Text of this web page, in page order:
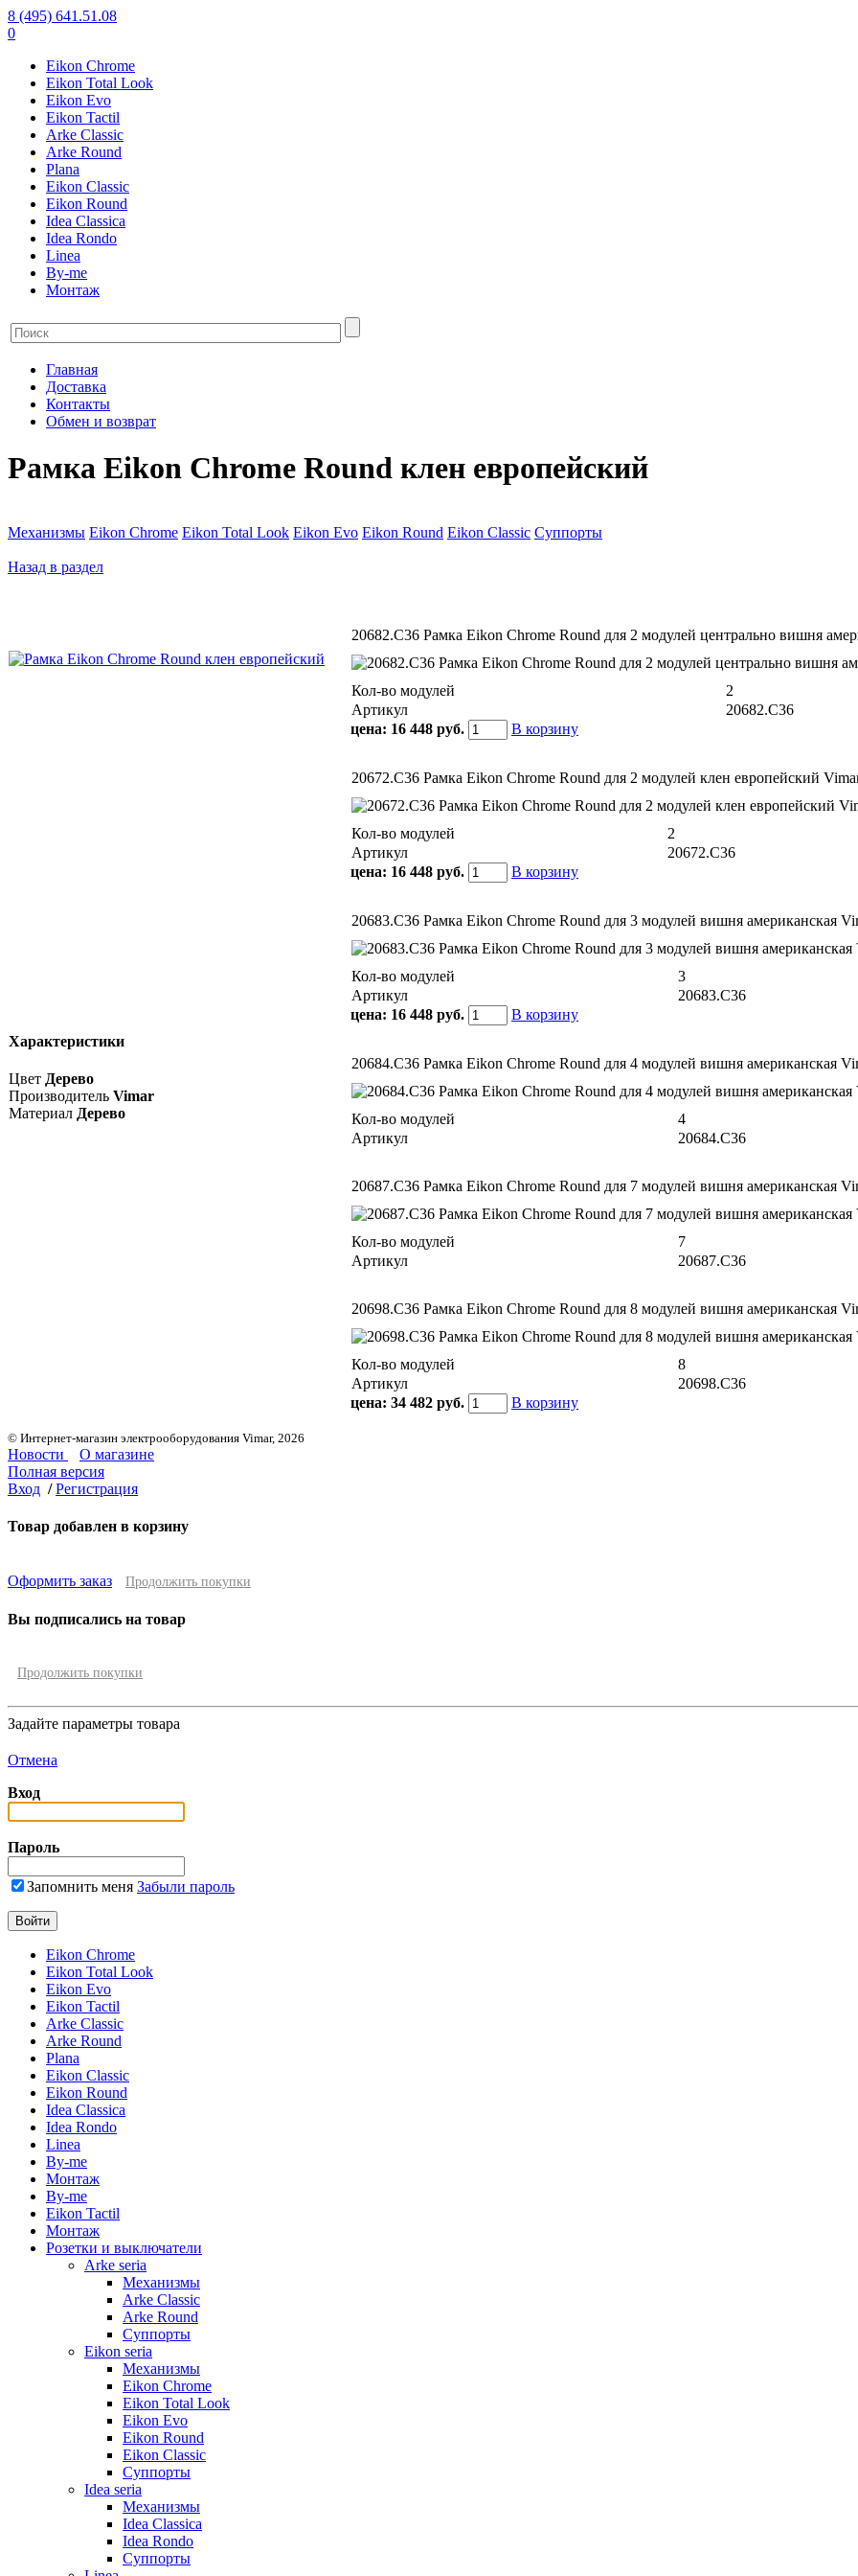
8 (495) 641.51.08
0
Eikon Chrome
Eikon Total Look
Eikon Evo
Eikon Tactil
Arke Classic
Arke Round
Plana
Eikon Classic
Eikon Round
Idea Classica
Idea Rondo
Linea
By-me
Монтаж
Главная
Доставка
Контакты
Обмен и возврат
Рамка Eikon Chrome Round клен европейский
Механизмы Eikon Chrome Eikon Total Look Eikon Evo Eikon Round Eikon Classic Суппорты
Назад в раздел
20682.C36 Рамка Eikon Chrome Round для 2 модулей центрально вишня
Кол-во модулей
2
Артикул
20682.C36
цена: 16 448 руб. В корзину
20672.C36 Рамка Eikon Chrome Round для 2 модулей клен европейский
Кол-во модулей
2
Артикул
20672.C36
цена: 16 448 руб. В корзину
20683.C36 Рамка Eikon Chrome Round для 3 модулей вишня американская
Кол-во модулей
3
Артикул
20683.C36
цена: 16 448 руб. В корзину
20684.C36 Рамка Eikon Chrome Round для 4 модулей вишня американская
Кол-во модулей
4
Артикул
20684.C36
20687.C36 Рамка Eikon Chrome Round для 7 модулей вишня американская
Кол-во модулей
7
Артикул
20687.C36
20698.C36 Рамка Eikon Chrome Round для 8 модулей вишня американская
Кол-во модулей
8
Артикул
20698.C36
цена: 34 482 руб. В корзину
Характеристики
Цвет Дерево
Производитель Vimar
Материал Дерево
© Интернет-магазин электрооборудования Vimar, 2026
Новости
О магазине
Полная версия
Вход / Регистрация
Товар добавлен в корзину
Оформить заказ Продолжить покупки
Вы подписались на товар
Продолжить покупки
Задайте параметры товара
Отмена
Вход
Пароль
Запомнить меня Забыли пароль
Eikon Chrome
Eikon Total Look
Eikon Evo
Eikon Tactil
Arke Classic
Arke Round
Plana
Eikon Classic
Eikon Round
Idea Classica
Idea Rondo
Linea
By-me
Монтаж
By-me
Eikon Tactil
Монтаж
Розетки и выключатели
Arke seria
Механизмы
Arke Classic
Arke Round
Суппорты
Eikon seria
Механизмы
Eikon Chrome
Eikon Total Look
Eikon Evo
Eikon Round
Eikon Classic
Суппорты
Idea seria
Механизмы
Idea Classica
Idea Rondo
Суппорты